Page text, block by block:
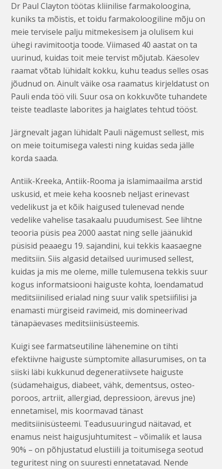
Dr Paul Clayton töötas kliinilise farmakoloogina,
kuniks ta mõistis, et toidu farmakoloogiline mõju on
meie tervisele palju mitmekesisem ja olulisem kui
ühegi ravimitootja toode. Viimased 40 aastat on ta
uurinud, kuidas toit meie tervist mõjutab. Käesolev
raamat võtab lühidalt kokku, kuhu teadus selles osas
jõudnud on. Ainult väike osa raamatus kirjeldatust on
Pauli enda töö vili. Suur osa on kokkuvõte tuhandete
teiste teadlaste laborites ja haiglates tehtud tööst.
Järgnevalt jagan lühidalt Pauli nägemust sellest, mis
on meie toitumisega valesti ning kuidas seda jälle
korda saada.
Antiik-Kreeka, Antiik-Rooma ja islamimaailma arstid
uskusid, et meie keha koosneb neljast erinevast
vedelikust ja et kõik haigused tulenevad nende
vedelike vahelise tasakaalu puudumisest. See lihtne
teooria püsis pea 2000 aastat ning selle jäänukid
püsisid peaaegu 19. sajandini, kui tekkis kaasaegne
meditsiin. Siis algasid detailsed uurimused sellest,
kuidas ja mis me oleme, mille tulemusena tekkis suur
kogus informatsiooni haiguste kohta, loendamatud
meditsiinilised erialad ning suur valik spetsiifilisi ja
enamasti mürgiseid ravimeid, mis domineerivad
tänapäevases meditsiinisüsteemis.
Kuigi see farmatseutiline lähenemine on tihti
efektiivne haiguste sümptomite allasurumises, on ta
siiski läbi kukkunud degeneratiivsete haiguste
(südamehaigus, diabeet, vähk, dementsus, osteo­
poroos, artriit, allergiad, depressioon, ärevus jne)
ennetamisel, mis koormavad tänast
meditsiinisüsteemi. Teadusuuringud näitavad, et
enamus neist haigusjuhtumitest – võimalik et lausa
90% – on põhjustatud elustiili ja toitumisega seotud
teguritest ning on suuresti ennetatavad. Nende